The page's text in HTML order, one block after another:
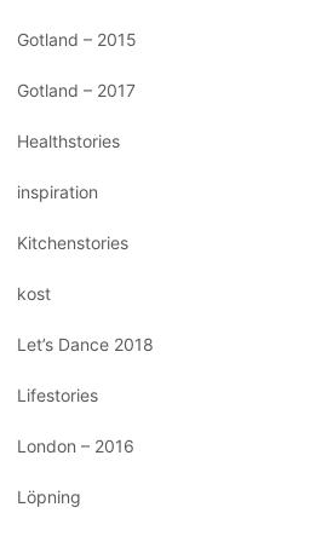
Gotland – 2015
Gotland – 2017
Healthstories
inspiration
Kitchenstories
kost
Let’s Dance 2018
Lifestories
London – 2016
Löpning